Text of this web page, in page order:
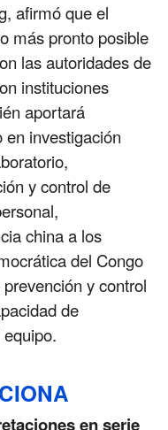
afirmó que el
más pronto posible
las autoridades de
instituciones
aportará
investigación
y control de
china a los
del Congo
y control
de
en serie